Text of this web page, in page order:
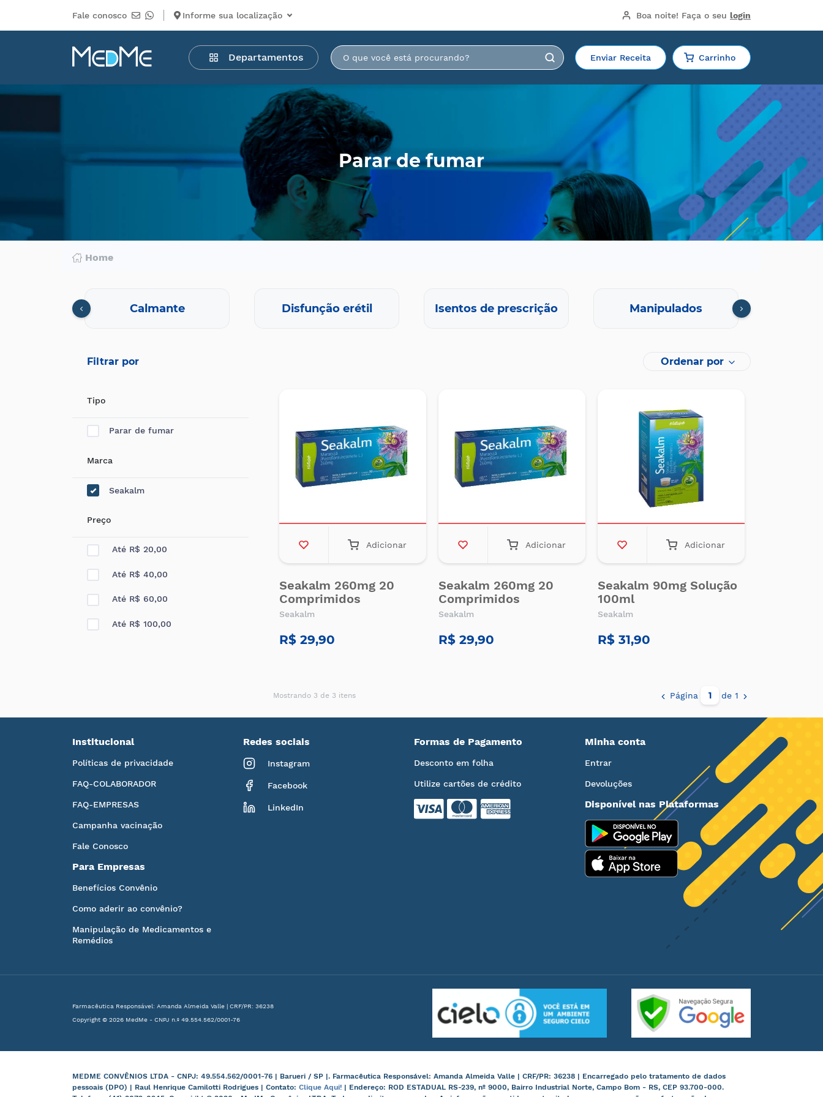
Fale conosco Informe sua localização Boa noite! Faça o seu login
Departamentos Enviar Receita Carrinho
Departamentos
Medicamentos
Higiene
pessoal
Mercearia
Serviços
Parar de fumar
Home
Calmante Disfunção erétil Isentos de prescrição Manipulados
Filtrar por Ordenar por
Tipo
Parar de fumar
Marca
Seakalm
Preço
Até R$ 20,00
Até R$ 40,00
Até R$ 60,00
Até R$ 100,00
Adicionar
Seakalm 260mg 20
Comprimidos
Seakalm
R$ 29,90
Adicionar
Seakalm 260mg 20
Comprimidos
Seakalm
R$ 29,90
Adicionar
Seakalm 90mg Solução
100ml
Seakalm
R$ 31,90
Mostrando 3 de 3 itens Página de 1
Institucional
Políticas de privacidade
FAQ-COLABORADOR
FAQ-EMPRESAS
Campanha vacinação
Fale Conosco
Para Empresas
Benefícios Convênio
Como aderir ao convênio?
Manipulação de Medicamentos e
Remédios
Redes sociais
Instagram
Facebook
LinkedIn
Formas de Pagamento
Desconto em folha
Utilize cartões de crédito
Minha conta
Entrar
Devoluções
Disponível nas Plataformas
Farmacêutica Responsável: Amanda Almeida Valle | CRF/PR: 36238
Copyright © 2026 MedMe - CNPJ n.º 49.554.562/0001-76
MEDME CONVÊNIOS LTDA - CNPJ: 49.554.562/0001-76 | Barueri / SP |. Farmacêutica Responsável: Amanda Almeida Valle | CRF/PR: 36238 | Encarregado pelo tratamento de dados
pessoais (DPO) | Raul Henrique Camilotti Rodrigues | Contato: Clique Aqui! | Endereço: ROD ESTADUAL RS-239, nº 9000, Bairro Industrial Norte, Campo Bom - RS, CEP 93.700-000.